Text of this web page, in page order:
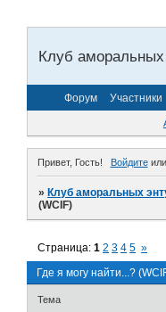
Клуб аморальных
Форум Участники
Привет, Гость! Войдитеили
»Клуб аморальных
(WCIF)
Где я могу найти...?
Страница:1 2 3 4 5 »
Тема